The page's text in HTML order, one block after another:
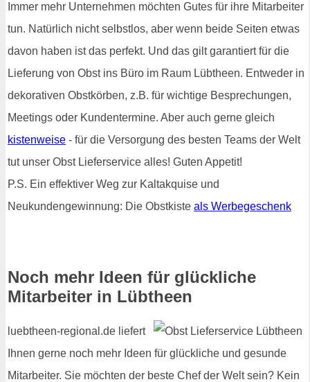
Immer mehr Unternehmen möchten Gutes für ihre Mitarbeiter
tun. Natürlich nicht selbstlos, aber wenn beide Seiten etwas
davon haben ist das perfekt. Und das gilt garantiert für die
Lieferung von Obst ins Büro im Raum Lübtheen. Entweder in
dekorativen Obstkörben, z.B. für wichtige Besprechungen,
Meetings oder Kundentermine. Aber auch gerne gleich
kistenweise - für die Versorgung des besten Teams der Welt
tut unser Obst Lieferservice alles! Guten Appetit!
P.S. Ein effektiver Weg zur Kaltakquise und
Neukundengewinnung: Die Obstkiste als Werbegeschenk
Noch mehr Ideen für glückliche
Mitarbeiter in Lübtheen
luebtheen-regional.de liefert
Ihnen gerne noch mehr Ideen für glückliche und gesunde
Mitarbeiter. Sie möchten der beste Chef der Welt sein? Kein